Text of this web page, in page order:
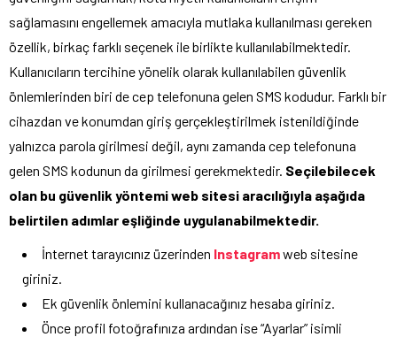
sağlamasını engellemek amacıyla mutlaka kullanılması gereken
özellik, birkaç farklı seçenek ile birlikte kullanılabilmektedir.
Kullanıcıların tercihine yönelik olarak kullanılabilen güvenlik
önlemlerinden biri de cep telefonuna gelen SMS kodudur. Farklı bir
cihazdan ve konumdan giriş gerçekleştirilmek istenildiğinde
yalnızca parola girilmesi değil, aynı zamanda cep telefonuna
gelen SMS kodunun da girilmesi gerekmektedir. Seçilebilecek
olan bu güvenlik yöntemi web sitesi aracılığıyla aşağıda
belirtilen adımlar eşliğinde uygulanabilmektedir.
İnternet tarayıcınız üzerinden Instagramweb sitesine
giriniz.
Ek güvenlik önlemini kullanacağınız hesaba giriniz.
Önce profil fotoğrafınıza ardından ise “Ayarlar” isimli